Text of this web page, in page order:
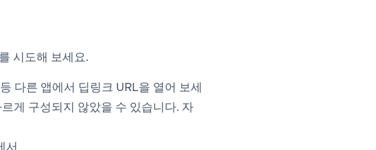
시도해 보세요.
다른 앱에서 딥링크 URL을 열어 보세
게 구성되지 않았을 수 있습니다. 자
서